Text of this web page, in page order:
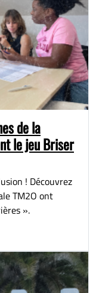
de la
le jeu Briser
! Découvrez
TM2O ont
».